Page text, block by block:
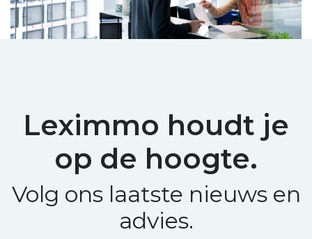
Leximmo houdt je
op de hoogte.
Volg ons laatste nieuws en
advies.